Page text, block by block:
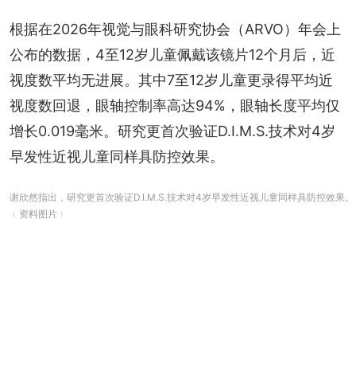
根据在2026年视觉与眼科研究协会（ARVO）年会上
公布的数据，4至12岁儿童佩戴该镜片12个月后，近
视度数平均无进展。其中7至12岁儿童更录得平均近
视度数回退，眼轴控制率高达94%，眼轴长度平均仅
增长0.019毫米。研究更首次验证D.I.M.S.技术对4岁
早发性近视儿童同样具防控效果。
谢欣然指出，研究更首次验证D.I.M.S.技术对4岁早发性近视儿童同样具防控效果。
﹙资料图片﹚